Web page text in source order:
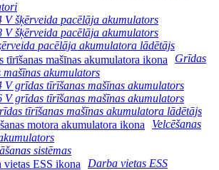
V šķērveida pacēlāja akumulators
V šķērveida pacēlāja akumulators
pacēlāja akumulatora lādētājs
Grīdas
mašīnas akumulators
V grīdas tīrīšanas mašīnas akumulators
V grīdas tīrīšanas mašīnas akumulators
tīrīšanas mašīnas akumulatora lādētājs
Velcēšanas
sistēmas
Darba vietas ESS